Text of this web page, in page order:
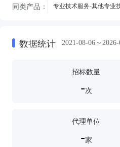
同类产品： 专业技术服务-其他专业
数据统计 2021-08-06～
招标数量
-次
代理单位
-家